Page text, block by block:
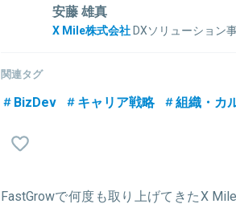
安藤 雄真
X Mile株式会社DXソリューション
新規事業のオペレーション構築などを担当。
後、X Mileでは物流業界向けクラウドサービ
流会社の課題解決に取り組む。
関連タグ
BizDev キャリア戦略 組織・カ
FastGrowで何度も取り上げてきたX